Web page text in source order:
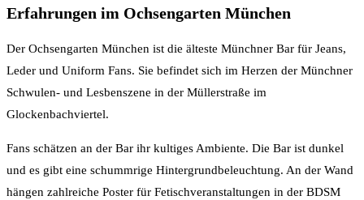
Erfahrungen im Ochsengarten München
Der Ochsengarten München ist die älteste Münchner Bar für Jeans,
Leder und Uniform Fans. Sie befindet sich im Herzen der Münchner
Schwulen- und Lesbenszene in der Müllerstraße im
Glockenbachviertel.
Fans schätzen an der Bar ihr kultiges Ambiente. Die Bar ist dunkel
und es gibt eine schummrige Hintergrundbeleuchtung. An der Wand
hängen zahlreiche Poster für Fetischveranstaltungen in der BDSM